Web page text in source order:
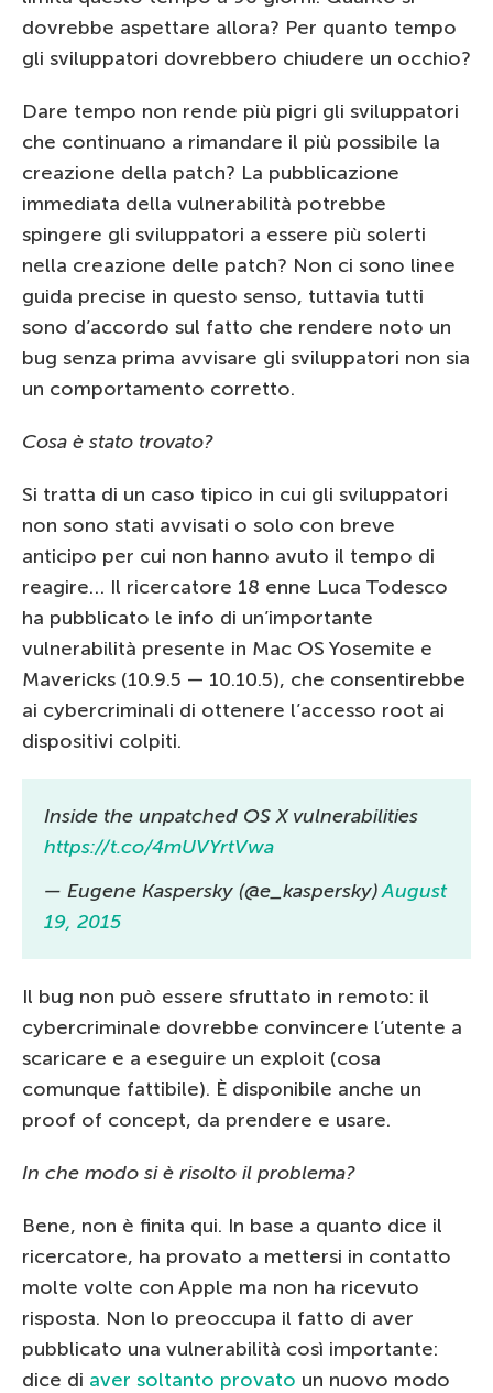
dovrebbe aspettare allora? Per quanto tempo
gli sviluppatori dovrebbero chiudere un occhio?
Dare tempo non rende più pigri gli sviluppatori
che continuano a rimandare il più possibile la
creazione della patch? La pubblicazione
immediata della vulnerabilità potrebbe
spingere gli sviluppatori a essere più solerti
nella creazione delle patch? Non ci sono linee
guida precise in questo senso, tuttavia tutti
sono d’accordo sul fatto che rendere noto un
bug senza prima avvisare gli sviluppatori non sia
un comportamento corretto.
Cosa è stato trovato?
Si tratta di un caso tipico in cui gli sviluppatori
non sono stati avvisati o solo con breve
anticipo per cui non hanno avuto il tempo di
reagire… Il ricercatore 18 enne Luca Todesco
ha pubblicato le info di un’importante
vulnerabilità presente in Mac OS Yosemite e
Mavericks (10.9.5 — 10.10.5), che consentirebbe
ai cybercriminali di ottenere l’accesso root ai
dispositivi colpiti.
Inside the unpatched OS X vulnerabilities
https://t.co/4mUVYrtVwa
— Eugene Kaspersky (@e_kaspersky)August
19, 2015
Il bug non può essere sfruttato in remoto: il
cybercriminale dovrebbe convincere l’utente a
scaricare e a eseguire un exploit (cosa
comunque fattibile). È disponibile anche un
proof of concept, da prendere e usare.
In che modo si è risolto il problema?
Bene, non è finita qui. In base a quanto dice il
ricercatore, ha provato a mettersi in contatto
molte volte con Apple ma non ha ricevuto
risposta. Non lo preoccupa il fatto di aver
pubblicato una vulnerabilità così importante:
dice di aver soltanto provato un nuovo modo